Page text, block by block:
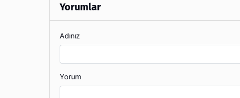
Yorumlar
Adınız
Yorum